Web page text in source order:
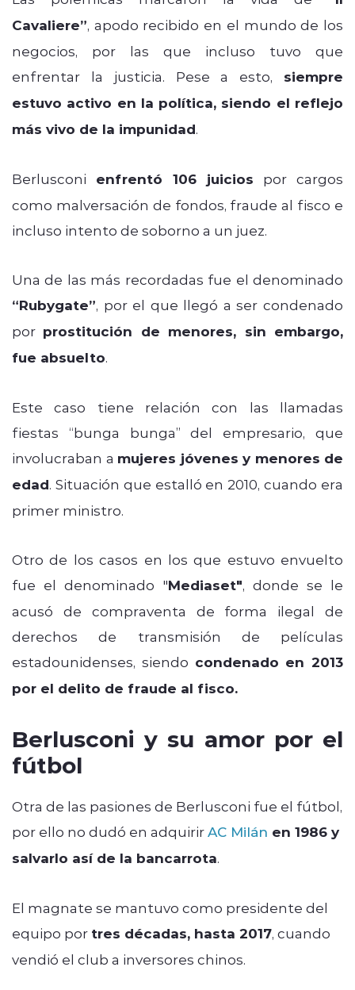
Cavaliere”, apodo recibido en el mundo de los
negocios, por las que incluso tuvo que
enfrentar la justicia. Pese a esto, siempre
estuvo activo en la política, siendo el reflejo
más vivo de la impunidad.
Berlusconi enfrentó 106 juicios por cargos
como malversación de fondos, fraude al fisco e
incluso intento de soborno a un juez.
Una de las más recordadas fue el denominado
“Rubygate”, por el que llegó a ser condenado
por prostitución de menores, sin embargo,
fue absuelto.
Este caso tiene relación con las llamadas
fiestas “bunga bunga” del empresario, que
involucraban a mujeres jóvenes y menores de
edad. Situación que estalló en 2010, cuando era
primer ministro.
Otro de los casos en los que estuvo envuelto
fue el denominado "Mediaset", donde se le
acusó de compraventa de forma ilegal de
derechos de transmisión de películas
estadounidenses, siendo condenado en 2013
por el delito de fraude al fisco.
Berlusconi y su amor por el
fútbol
Otra de las pasiones de Berlusconi fue el fútbol,
por ello no dudó en adquirirAC Milán en 1986 y
salvarlo así de la bancarrota.
El magnate se mantuvo como presidente del
equipo por tres décadas, hasta 2017, cuando
vendió el club a inversores chinos.